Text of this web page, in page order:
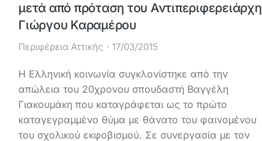
μετά από πρόταση του Αντιπεριφερειάρχη
Γιώργου Καραμέρου
Περιφέρεια Αττικής 17/03/2015
Η Ελληνική κοινωνία συγκλονίστηκε από την
απώλεια του 20χρονου σπουδαστή Βαγγέλη
Γιακουμάκη που καταγράφεται ως το πρώτο
καταγεγραμμένο θύμα με θάνατο του φαινομένου
του σχολικού εκφοβισμού. Σε συνεργασία με τον